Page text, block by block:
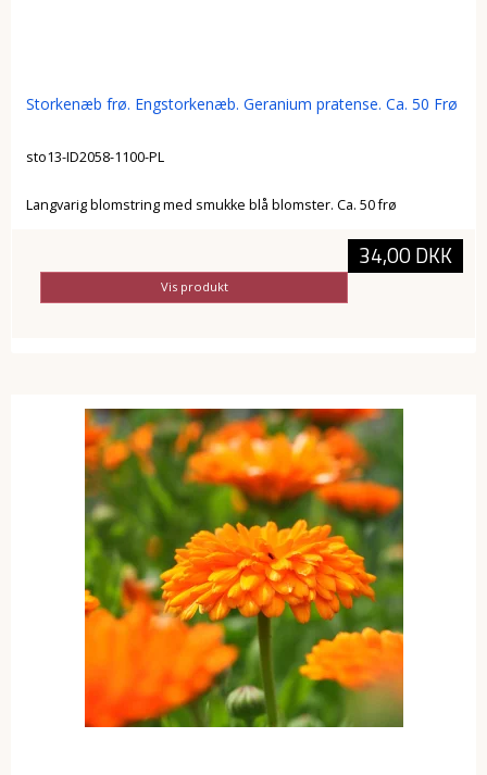
Storkenæb frø. Engstorkenæb. Geranium pratense. Ca. 50 Frø
sto13-ID2058-1100-PL
Langvarig blomstring med smukke blå blomster. Ca. 50 frø
34,00 DKK
Vis produkt